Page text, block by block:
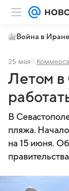
Война в Иране
25 мая
Летом в
В
пляжа.
на 15 июня.